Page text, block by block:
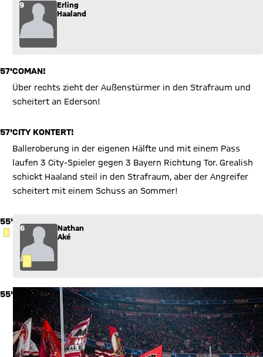
9
Erling
Haaland
57'COMAN!
Über rechts zieht der Außenstürmer in den Strafraum und
scheitert an Ederson!
57'CITY KONTERT!
Balleroberung in der eigenen Hälfte und mit einem Pass
laufen 3 City-Spieler gegen 3 Bayern Richtung Tor. Grealish
schickt Haaland steil in den Strafraum, aber der Angreifer
scheitert mit einem Schuss an Sommer!
55'
GELBE KARTE
6
Nathan
Aké
55'